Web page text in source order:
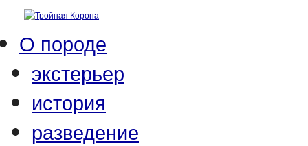
О породе
экстерьер
история
разведение